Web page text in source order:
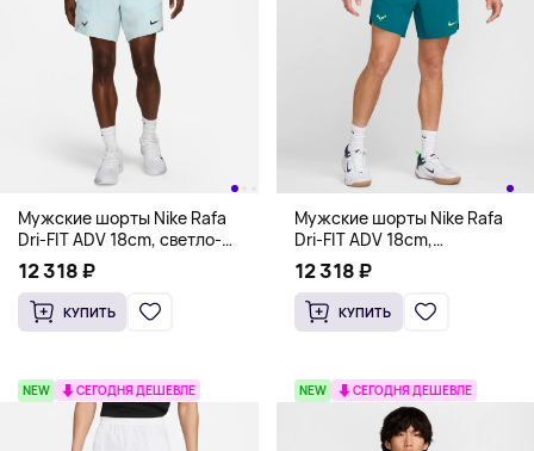
Мужские шорты Nike Rafa
Dri-FIT ADV 18cm, светло-
голубой
12 318 ₽
КУПИТЬ
Мужские шорты Nike Rafa
Dri-FIT ADV 18cm,
изумрудный
12 318 ₽
КУПИТЬ
NEW СЕГОДНЯ ДЕШЕВЛЕ NEW СЕГОДНЯ ДЕШЕВЛЕ